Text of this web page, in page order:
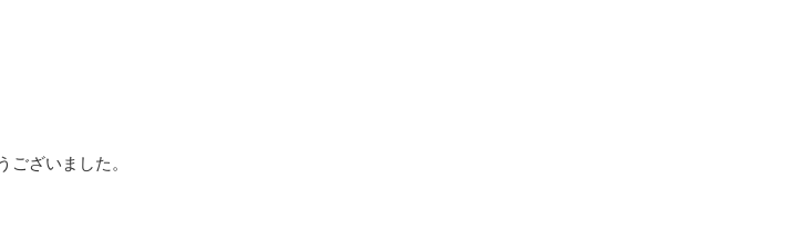
ございました。